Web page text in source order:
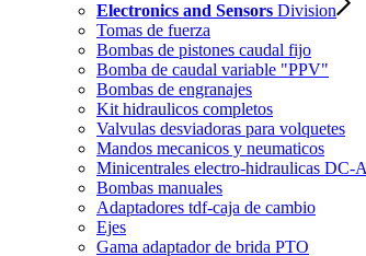
Electronics and Sensors Division
Tomas de fuerza
Bombas de pistones caudal fijo
Bomba de caudal variable "PPV"
Bombas de engranajes
Kit hidraulicos completos
Valvulas desviadoras para volquetes
Mandos mecanicos y neumaticos
Minicentrales electro-hidraulicas DC-
Bombas manuales
Adaptadores tdf-caja de cambio
Ejes
Gama adaptador de brida PTO